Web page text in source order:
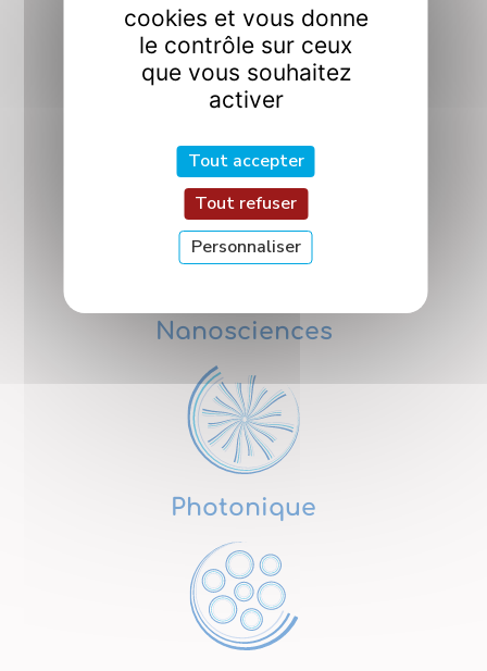
Interfaces
Nanosciences
Photonique
cookies et vous donne
le contrôle sur ceux
que vous souhaitez
activer
Tout accepter
Tout refuser
Personnaliser